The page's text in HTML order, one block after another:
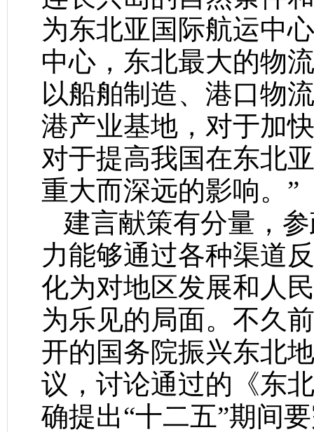
为东北亚国际航运中
中心，东北最大的物
以船舶制造、港口物
港产业基地，对于加
对于提高我国在东北
重大而深远的影响。”
建言献策有分量，
力能够通过各种渠道
化为对地区发展和人
为乐见的局面。不久
开的国务院振兴东北
议，讨论通过的《东
确提出“十二五”期间